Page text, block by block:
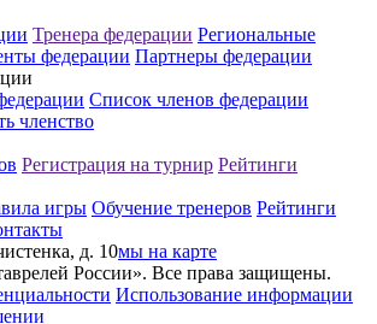
Тренера федерации Региональные
федерации Партнеры федерации
Список членов федерации
членство
Регистрация на турнир Рейтинги
игры Обучение тренеров Рейтинги
д. 10мы на карте
России». Все права защищены.
Использование информации